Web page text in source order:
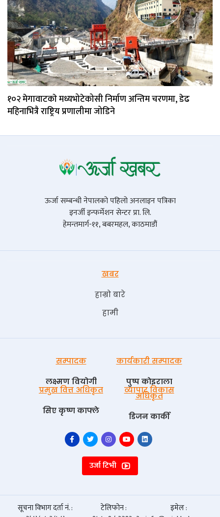
१०२ मेगावाटकाे मध्यभोटेकोसी निर्माण अन्तिम चरणमा, डेढ
महिनाभित्रै राष्ट्रिय प्रणालीमा जोडिने
ऊर्जा सम्बन्धी नेपालको पहिलो अनलाइन पत्रिका
इनर्जी इन्फर्मेशन सेन्टर प्रा. लि.
हेमन्तमार्ग-११, बबरमहल, काठमाडौं
खबर
हाम्रो बारे
हामी
सम्पादक
लक्ष्मण वियोगी
कार्यकारी सम्पादक
पुष्प काेइराला
प्रमुख वित्त अधिकृत
सिए कृष्ण काफ्ले
व्यापार विकास
अधिकृत
डिजन कार्की
उर्जा टिभी
सूचना विभाग दर्ता नं. :
टेलिफोन :
इमेल :